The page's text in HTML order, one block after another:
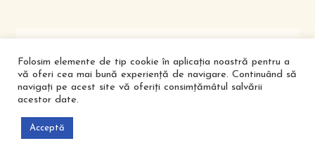
Folosim elemente de tip cookie în aplicația noastră pentru a
vă oferi cea mai bună experiență de navigare. Continuând să
navigați pe acest site vă oferiți consimțămâtul salvării
acestor date.
Acceptă